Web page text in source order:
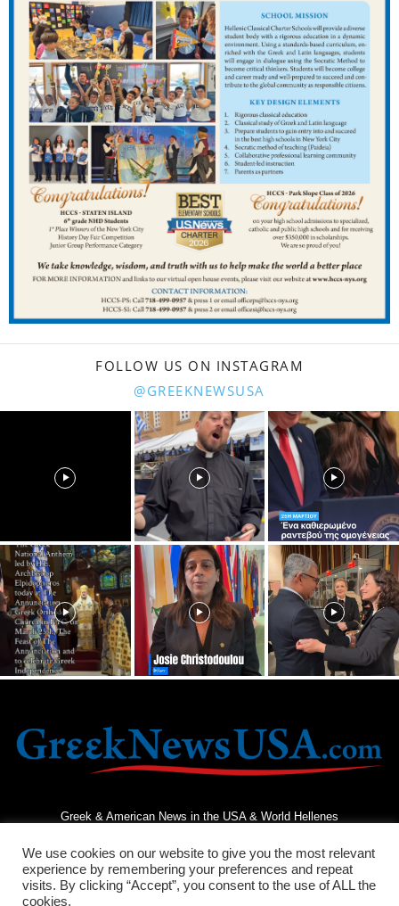
FOLLOW US ON INSTAGRAM
@GREEKNEWSUSA
Greek & American News in the USA & World Hellenes
We use cookies on our website to give you the most relevant
experience by remembering your preferences and repeat
visits. By clicking “Accept”, you consent to the use of ALL the
cookies.